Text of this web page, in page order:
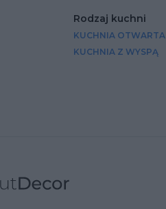
Rodzaj kuchni
KUCHNIA OTWARTA
KUCHNIA Z WYSPĄ